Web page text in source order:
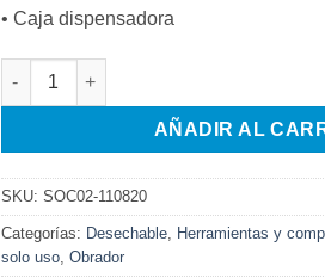
• Caja dispensadora
Caja de 100 Mangas profesional de 65
AÑADIR AL
SKU: SOC02-110820
Categorías: Desechable, Herramientas y
solo uso, Obrador